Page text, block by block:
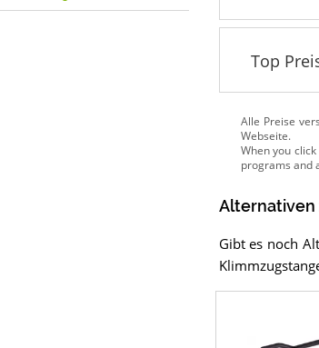
Top
Alle Preise
Webseite.
Alternativen
Gibt es noch